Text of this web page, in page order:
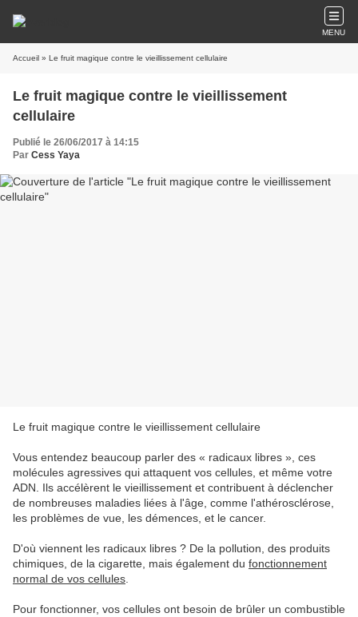
MENU
Accueil » Le fruit magique contre le vieillissement cellulaire
Le fruit magique contre le vieillissement
cellulaire
Publié le 26/06/2017 à 14:15
Par Cess Yaya
Le fruit magique contre le vieillissement cellulaire
Vous entendez beaucoup parler des « radicaux libres », ces
molécules agressives qui attaquent vos cellules, et même votre
ADN. Ils accélèrent le vieillissement et contribuent à déclencher
de nombreuses maladies liées à l'âge, comme l'athérosclérose,
les problèmes de vue, les démences, et le cancer.
D'où viennent les radicaux libres ? De la pollution, des produits
chimiques, de la cigarette, mais également du fonctionnement
normal de vos cellules
Pour fonctionner, vos cellules ont besoin de brûler un combustible